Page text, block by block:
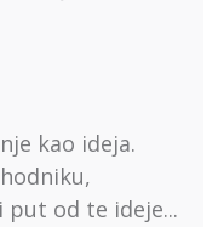
kao ideja.
od te ideje...